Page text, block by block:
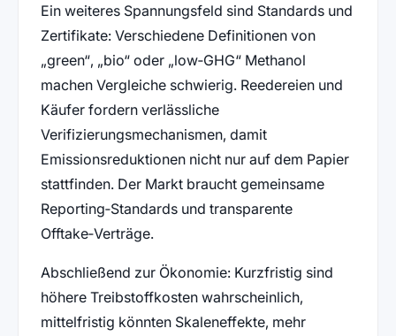
Ein weiteres Spannungsfeld sind Standards und
Zertifikate: Verschiedene Definitionen von
„green“, „bio“ oder „low‑GHG“ Methanol
machen Vergleiche schwierig. Reedereien und
Käufer fordern verlässliche
Verifizierungsmechanismen, damit
Emissionsreduktionen nicht nur auf dem Papier
stattfinden. Der Markt braucht gemeinsame
Reporting‑Standards und transparente
Offtake‑Verträge.
Abschließend zur Ökonomie: Kurzfristig sind
höhere Treibstoffkosten wahrscheinlich,
mittelfristig könnten Skaleneffekte, mehr